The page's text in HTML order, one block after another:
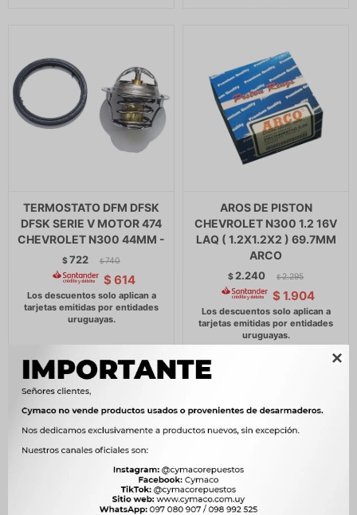

TERMOSTATO DFM DFSK
DFSK SERIE V MOTOR 474
CHEVROLET N300 44MM -
$722 $ 740
$ 614
AROS DE PISTON
CHEVROLET N300 1.2 16V
LAQ ( 1.2X1.2X2 ) 69.7MM
ARCO
$ 2.240 $ 2.295
$ 1.904